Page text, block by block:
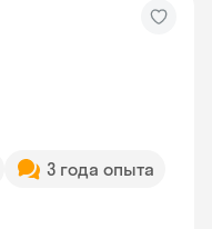
3 года опыта